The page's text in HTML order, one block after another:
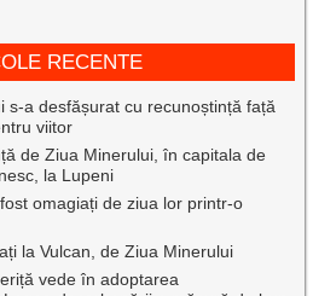
RECENTE
s-a desfășurat cu recunoștință față
viitor
de Ziua Minerului, în capitala de
la Lupeni
omagiați de ziua lor printr-o
la Vulcan, de Ziua Minerului
vede în adoptarea